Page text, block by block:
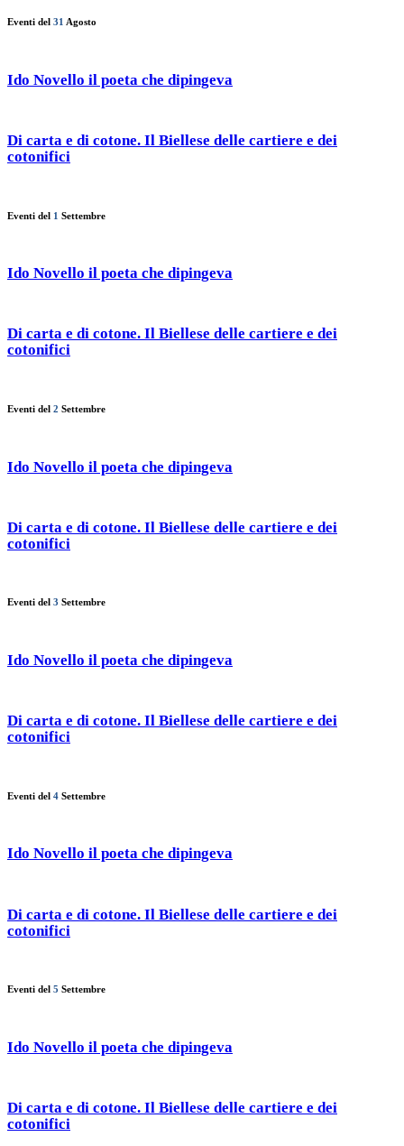
Eventi del 31 Agosto
Ido Novello il poeta che dipingeva
Di carta e di cotone. Il Biellese delle cartiere e dei
cotonifici
Eventi del 1 Settembre
Ido Novello il poeta che dipingeva
Di carta e di cotone. Il Biellese delle cartiere e dei
cotonifici
Eventi del 2 Settembre
Ido Novello il poeta che dipingeva
Di carta e di cotone. Il Biellese delle cartiere e dei
cotonifici
Eventi del 3 Settembre
Ido Novello il poeta che dipingeva
Di carta e di cotone. Il Biellese delle cartiere e dei
cotonifici
Eventi del 4 Settembre
Ido Novello il poeta che dipingeva
Di carta e di cotone. Il Biellese delle cartiere e dei
cotonifici
Eventi del 5 Settembre
Ido Novello il poeta che dipingeva
Di carta e di cotone. Il Biellese delle cartiere e dei
cotonifici